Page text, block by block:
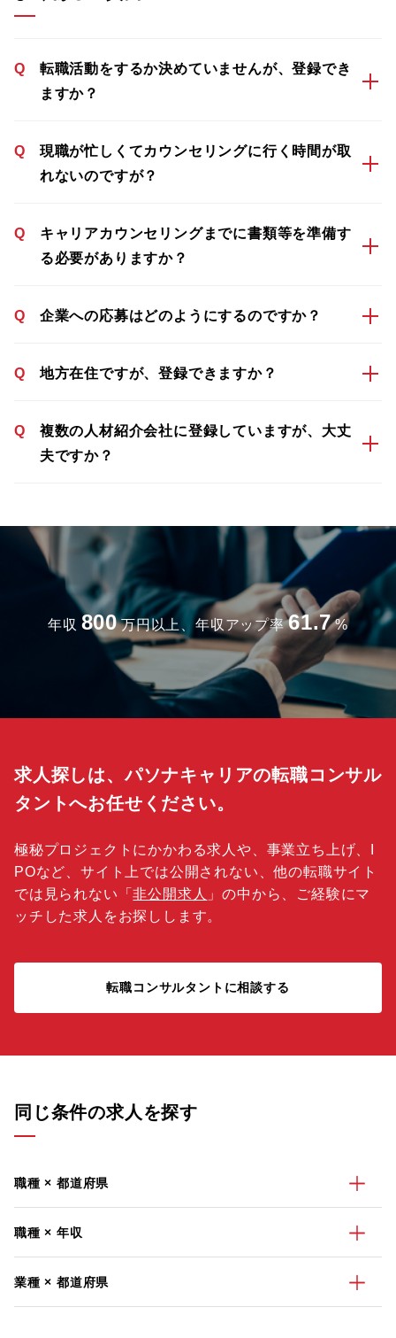
Q
転職活動をするか決めていませんが、登録でき
ますか？
Q
現職が忙しくてカウンセリングに行く時間が取
れないのですが？
Q
キャリアカウンセリングまでに書類等を準備す
る必要がありますか？
Q 企業への応募はどのようにするのですか？
Q 地方在住ですが、登録できますか？
Q
複数の人材紹介会社に登録していますが、大丈
夫ですか？
年収 800 万円以上、年収アップ率 61.7 %
求人探しは、パソナキャリアの転職コンサル
タントへお任せください。
極秘プロジェクトにかかわる求人や、事業立ち上げ、I
POなど、サイト上では公開されない、他の転職サイト
では見られない「非公開求人 」の中から、ご経験にマ
ッチした求人をお探しします。
転職コンサルタントに相談する
同じ条件の求人を探す
職種 × 都道府県
職種 × 年収
業種 × 都道府県